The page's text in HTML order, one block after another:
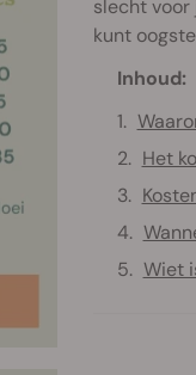
slecht voor
kunt
Inhoud:
Het
Wiet